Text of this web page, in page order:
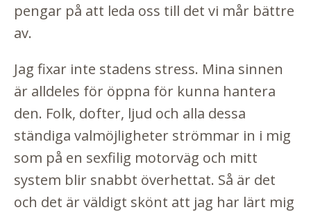
pengar på att leda oss till det vi mår bättre
av.
Jag fixar inte stadens stress. Mina sinnen
är alldeles för öppna för kunna hantera
den. Folk, dofter, ljud och alla dessa
ständiga valmöjligheter strömmar in i mig
som på en sexfilig motorväg och mitt
system blir snabbt överhettat. Så är det
och det är väldigt skönt att jag har lärt mig